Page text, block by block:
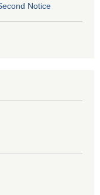
Notice